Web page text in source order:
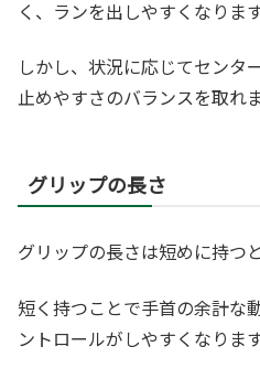
く、ランを出しやすくなります
しかし、状況に応じてセンタ
止めやすさのバランスを取れま
グリップの長さ
グリップの長さは短めに持つ
短く持つことで手首の余計な
ントロールがしやすくなります